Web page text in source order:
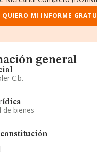
general
C.b.
de bienes
constitución
de Evolución Ventas y
de Administración y
y Ejecutivos.
oficial y registral
QUIERO MI INFORME